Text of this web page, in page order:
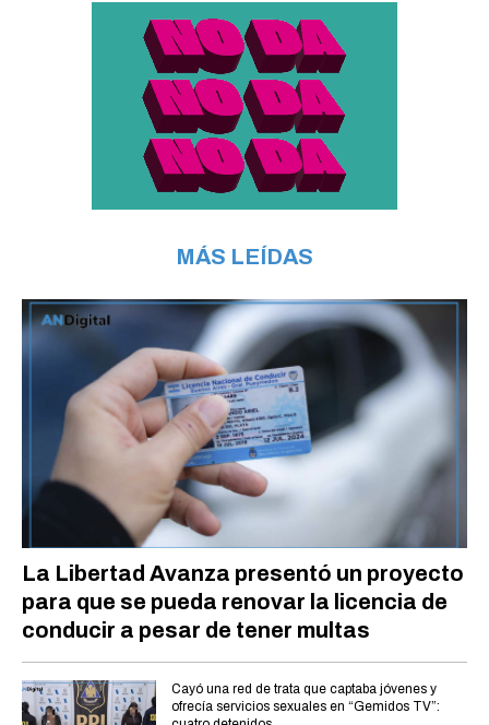
MÁS LEÍDAS
La Libertad Avanza presentó un proyecto
para que se pueda renovar la licencia de
conducir a pesar de tener multas
Cayó una red de trata que captaba jóvenes y
ofrecía servicios sexuales en “Gemidos TV”: